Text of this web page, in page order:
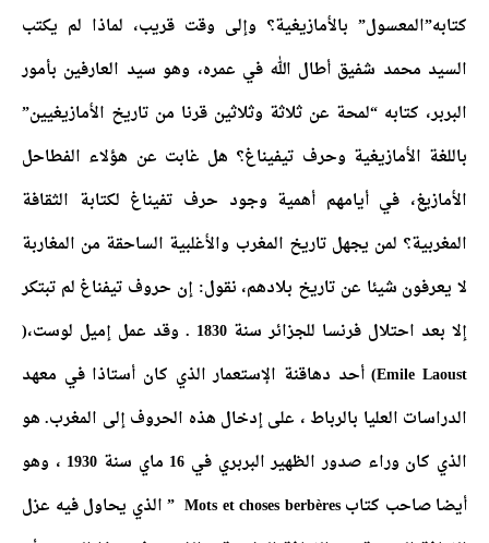
كتابه”المعسول” بالأمازيغية؟ وإلى وقت قريب، لماذا لم يكتب
السيد محمد شفيق أطال الله في عمره، وهو سيد العارفين بأمور
البربر، كتابه “لمحة عن ثلاثة وثلاثين قرنا من تاريخ الأمازيغيين”
باللغة الأمازيغية وحرف تيفيناغ؟ هل غابت عن هؤلاء الفطاحل
الأمازيغ، في أيامهم أهمية وجود حرف تفيناغ لكتابة الثقافة
المغربية؟ لمن يجهل تاريخ المغرب والأغلبية الساحقة من المغاربة
لا يعرفون شيئا عن تاريخ بلادهم، نقول: إن حروف تيفناغ لم تبتكر
إلا بعد احتلال فرنسا للجزائر سنة 1830 . وقد عمل إميل لوست،(
Emile Laoust) أحد دهاقنة الإستعمار الذي كان أستاذا في معهد
الدراسات العليا بالرباط ، على إدخال هذه الحروف إلى المغرب. هو
الذي كان وراء صدور الظهير البربري في 16 ماي سنة 1930 ، وهو
أيضا صاحب كتاب Mots et choses berbères ” الذي يحاول فيه عزل